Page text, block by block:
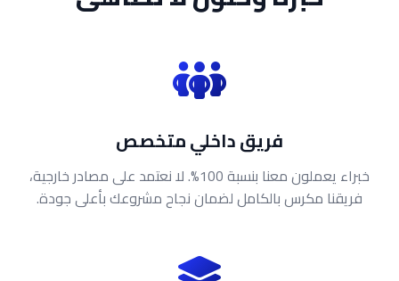
فريق داخلي متخصص
خبراء يعملون معنا بنسبة 100%. لا نعتمد على مصادر خارجية،
فريقنا مكرس بالكامل لضمان نجاح مشروعك بأعلى جودة.